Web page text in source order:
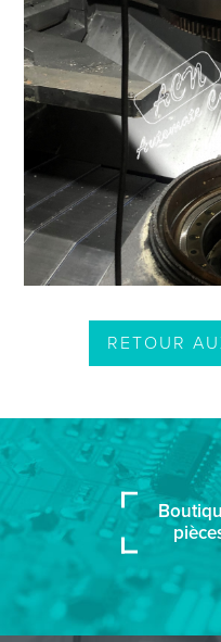
RETOUR